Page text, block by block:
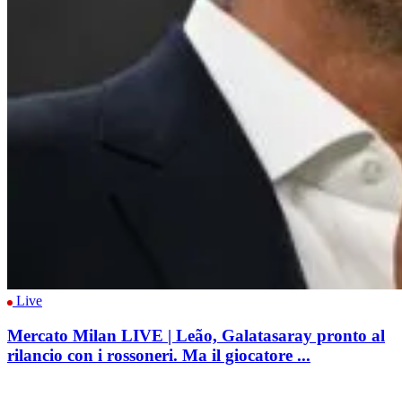
Live
Mercato Milan LIVE | Leão, Galatasaray pronto al
rilancio con i rossoneri. Ma il giocatore ...